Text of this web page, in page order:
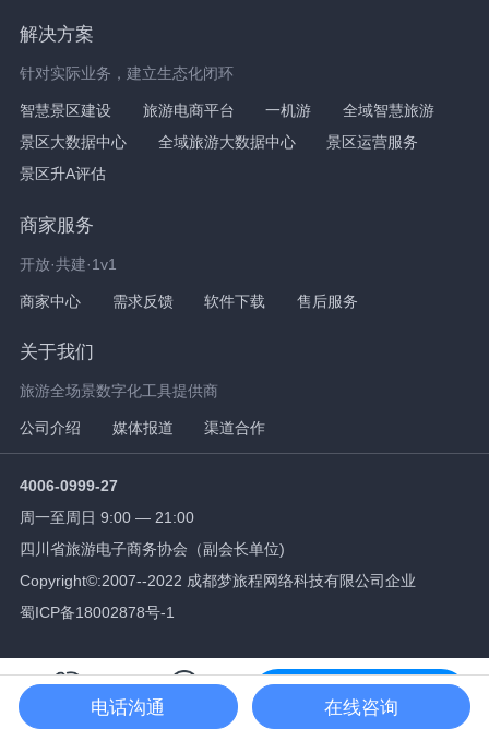
解决方案
针对实际业务，建立生态化闭环
智慧景区建设 旅游电商平台 一机游
全域智慧旅游
景区大数据中心
全域旅游大数据中心
景区运营服务
景区升A评估
商家服务
开放·共建·1v1
商家中心 需求反馈 软件下载 售后服务
关于我们
旅游全场景数字化工具提供商
公司介绍 媒体报道 渠道合作
4006-0999-27
周一至周日 9:00 — 21:00
四川省旅游电子商务协会（副会长单位)
Copyright©:2007--2022 成都梦旅程网络科技有限公司企业
蜀ICP备18002878号-1
拨打电话 在线咨询
免费试用
电话沟通 在线咨询